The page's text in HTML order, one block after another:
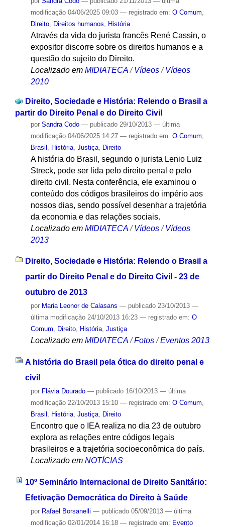
modificação04/06/2025 09:03 — registrado em: O Comum,
Direito, Direitos humanos, História
Através da vida do jurista francês René Cassin, o
expositor discorre sobre os direitos humanos e a
questão do sujeito do Direito.
Localizado em MIDIATECA /Vídeos /Vídeos
2010
Direito, Sociedade e História: Relendo o Brasil a
partir do Direito Penal e do Direito Civil
por Sandra Codo — publicado29/10/2013 — última
modificação04/06/2025 14:27 — registrado em: O Comum
Brasil
História, Justiça, Direito
A história do Brasil, segundo o jurista Lenio Luiz
Streck, pode ser lida pelo direito penal e pelo
direito civil. Nesta conferência, ele examinou o
conteúdo dos códigos brasileiros do império aos
nossos dias, sendo possível desenhar a trajetória
da economia e das relações sociais.
Localizado em MIDIATECA /Vídeos /Vídeos
2013
Direito, Sociedade e História: Relendo o Brasil a
partir do Direito Penal e do Direito Civil - 23 de
outubro de 2013
por Maria Leonor de Calasans — publicado23/10/2013 —
última modificação24/10/2013 16:23 — registrado em: O
Comum, Direito, História, Justiça
Localizado em MIDIATECA /Fotos /Eventos 2013
A história do Brasil pela ótica do direito penal e
civil
por Flávia Dourado — publicado16/10/2013 — última
modificação22/10/2013 15:10 — registrado em: O Comum,
Brasil , História, Justiça, Direito
Encontro que o IEA realiza no dia 23 de outubro
explora as relações entre códigos legais
brasileiros e a trajetória socioeconômica do país.
Localizado em NOTÍCIAS
10º Seminário Internacional de Direito Sanitário:
Efetivação Democrática do Direito à Saúde
por Rafael Borsanelli — publicado05/09/2013 — última
modificação02/01/2014 16:18 — registrado em: Evento